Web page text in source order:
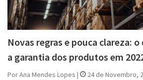
Novas regras e pouca clareza:
a garantia dos produtos em
Por Ana Mendes Lopes | 24 de Novembro,